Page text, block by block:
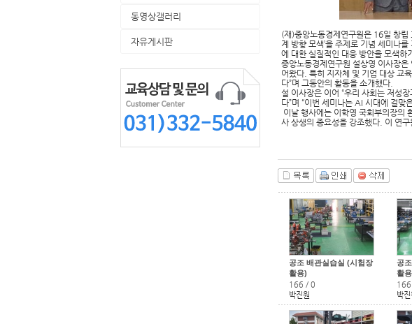
동영상갤러리
자유게시판
(재)중앙노동경제연구원은 16일 창
계 방향 모색’을 주제로 기념 세미나
에 대한 실질적인 대응 방안을 모색하
중앙노동경제연구원 설상영 이사장
어왔다. 특히 지자체 및 기업 대상 교
다”며 그동안의 활동을 소개했다.
설 이사장은 이어 “우리 사회는 저성
다”며 “이번 세미나는 AI 시대에 걸맞
이날 행사에는 이학영 국회부의장의
사 상생의 중요성을 강조했다. 이 연
공조 배관실습실 (시험장
활용)
166 / 0
박진원
공
활
166
박진